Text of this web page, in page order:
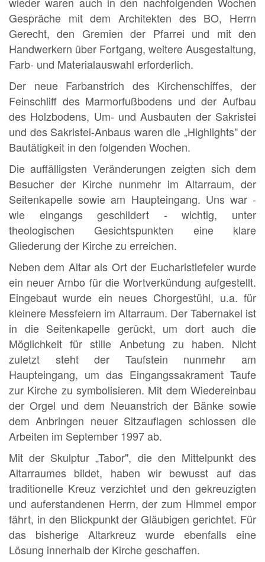
Gespräche mit dem Architekten des BO, Herrn
Gerecht, den Gremien der Pfarrei und mit den
Handwerkern über Fortgang, weitere Ausgestaltung,
Farb- und Materialauswahl erforderlich.
Der neue Farbanstrich des Kirchenschiffes, der
Feinschliff des Marmorfußbodens und der Aufbau
des Holzbodens, Um- und Ausbauten der Sakristei
und des Sakristei-Anbaus waren die „Highlights" der
Bautätigkeit in den folgenden Wochen.
Die auffälligsten Veränderungen zeigten sich dem
Besucher der Kirche nunmehr im Altarraum, der
Seitenkapelle sowie am Haupteingang. Uns war -
wie eingangs geschildert - wichtig, unter
theologischen Gesichtspunkten eine klare
Gliederung der Kirche zu erreichen.
Neben dem Altar als Ort der Eucharistiefeier wurde
ein neuer Ambo für die Wortverkündung aufgestellt.
Eingebaut wurde ein neues Chorgestühl, u.a. für
kleinere Messfeiern im Altarraum. Der Tabernakel ist
in die Seitenkapelle gerückt, um dort auch die
Möglichkeit für stille Anbetung zu haben. Nicht
zuletzt steht der Taufstein nunmehr am
Haupteingang, um das Eingangssakrament Taufe
zur Kirche zu symbolisieren. Mit dem Wiedereinbau
der Orgel und dem Neuanstrich der Bänke sowie
dem Anbringen neuer Sitzauflagen schlossen die
Arbeiten im September 1997 ab.
Mit der Skulptur „Tabor", die den Mittelpunkt des
Altarraumes bildet, haben wir bewusst auf das
traditionelle Kreuz verzichtet und den gekreuzigten
und auferstandenen Herrn, der zum Himmel empor
fährt, in den Blickpunkt der Gläubigen gerichtet. Für
das bisherige Altarkreuz wurde ebenfalls eine
Lösung innerhalb der Kirche geschaffen.